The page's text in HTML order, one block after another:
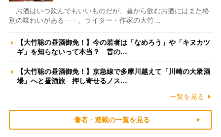
お酒はいつ飲んでもいいものだが、昼から飲むお酒にはまた格
別の味わいがある――。ライター・作家の大竹…
【大竹聡の昼酒御免！】今の若者は「なめろう」や「キヌカツ
ギ」を知らないって本当？ 昔の…
【大竹聡の昼酒御免！】京急線で多摩川越えて「川崎の大衆酒
場」へと昼酒旅 押し寄せるノス…
一覧を見る
著者・連載の一覧を見る